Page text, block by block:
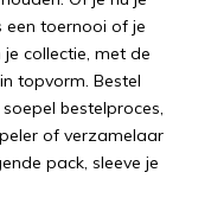
een toernooi of je
collectie, met de
topvorm. Bestel
bestelproces,
of verzamelaar
pack, sleeve je